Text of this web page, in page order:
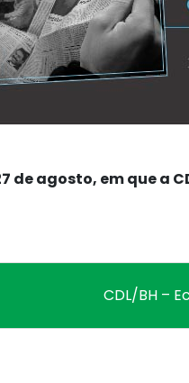
agosto, em que a
CDL/BH –